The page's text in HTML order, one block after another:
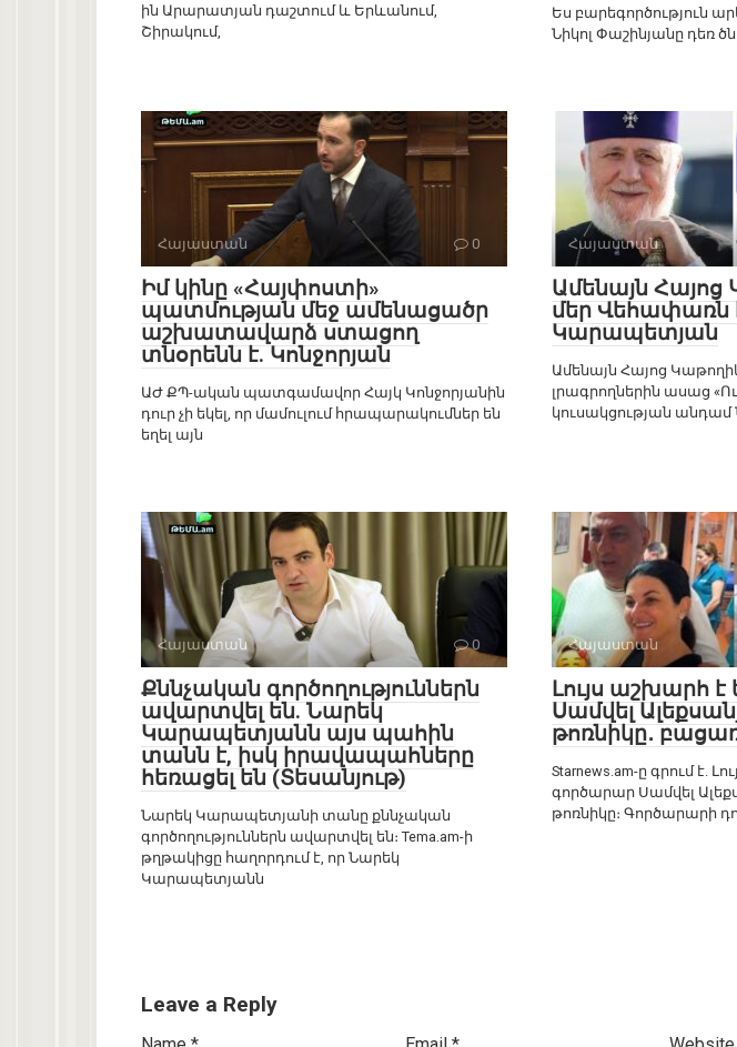
ին Արարատյան դաշտում և Երևանում,
Շիրակում,
Ես բարեգործություն
Նիկոլ Փաշինյանը դեռ
Հայաստան 0
Իմ կինը «Հայփոստի»
պատմության մեջ ամենացածր
աշխատավարձ ստացող
տնօրենն է. Կոնջորյան
ԱԺ ՔՊ-ական պատգամավոր Հայկ Կոնջորյանին
դուր չի եկել, որ մամուլում հրապարակումներ են
եղել այն
Հայաստան
Ամենայն Հայոց
մեր Վեհափառն
Կարապետյան
Ամենայն Հայոց
լրագրողներին ասաց
կուսակցության
Հայաստան 0
Քննչական գործողություններն
ավարտվել են. Նարեկ
Կարապետյանն այս պահին
տանն է, իսկ իրավապահները
հեռացել են (Տեսանյութ)
Նարեկ Կարապետյանի տանը քննչական
գործողություններն ավարտվել են։ Tema.am-ի
թղթակիցը հաղորդում է, որ Նարեկ
Կարապետյանն
Հայաստան
Լույս աշխարհ
Սամվել
թոռնիկը․
Starnews.am-ը գրում է.
գործարար Սամվել
թոռնիկը։ Գործարարի
Leave a Reply